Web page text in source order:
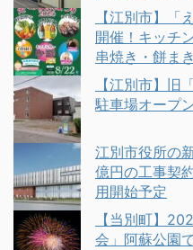
【江別市】
開催！キッチ
串焼き・餅ま
【江別市】旧
駐車場オープ
江別市役所の
億円の工事契
用開始予定
【当別町】
会」阿蘇公園